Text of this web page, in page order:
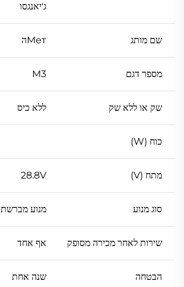
ג'יאנגסו
שם מותג Метה
מספר דגם M3
שק או ללא שק ללא כיס
כוח (W)
מתח (V) 28.8V
סוג מנוע מנוע מברשת
שירות לאחר מכירה מסופק אף אחד
הבטחה שנה אחת